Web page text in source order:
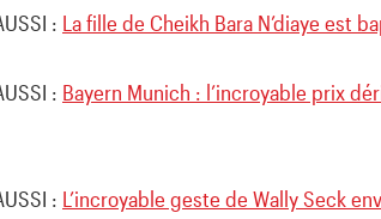
: La fille de Cheikh Bara N’diaye est
: Bayern Munich : l’incroyable prix
: L’incroyable geste de Wally Seck